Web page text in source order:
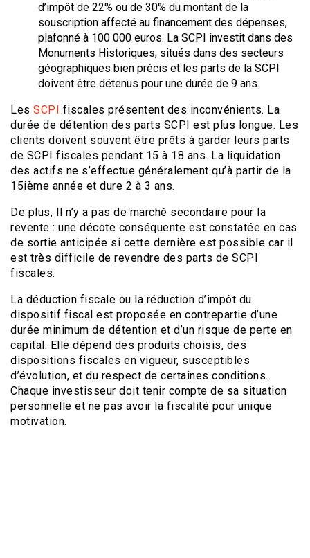
d’impôt de 22% ou de 30% du montant de la
souscription affecté au financement des dépenses,
plafonné à 100 000 euros. La SCPI investit dans des
Monuments Historiques, situés dans des secteurs
géographiques bien précis et les parts de la SCPI
doivent être détenus pour une durée de 9 ans.
Les SCPI fiscales présentent des inconvénients. La
durée de détention des parts SCPI est plus longue. Les
clients doivent souvent être prêts à garder leurs parts
de SCPI fiscales pendant 15 à 18 ans. La liquidation
des actifs ne s’effectue généralement qu’à partir de la
15ième année et dure 2 à 3 ans.
De plus, Il n’y a pas de marché secondaire pour la
revente : une décote conséquente est constatée en cas
de sortie anticipée si cette dernière est possible car il
est très difficile de revendre des parts de SCPI
fiscales.
La déduction fiscale ou la réduction d’impôt du
dispositif fiscal est proposée en contrepartie d’une
durée minimum de détention et d’un risque de perte en
capital. Elle dépend des produits choisis, des
dispositions fiscales en vigueur, susceptibles
d’évolution, et du respect de certaines conditions.
Chaque investisseur doit tenir compte de sa situation
personnelle et ne pas avoir la fiscalité pour unique
motivation.